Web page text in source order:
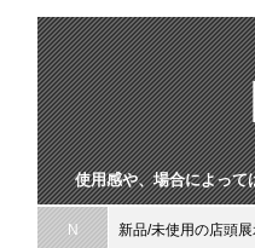
使用感や、場合によって
N 新品/未使用の店頭